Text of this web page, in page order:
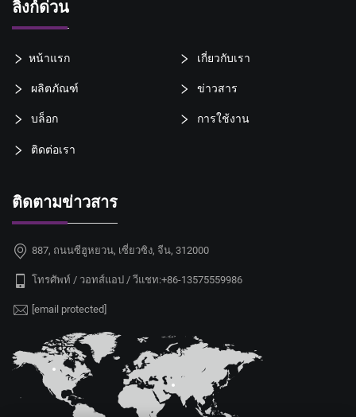
ลิงก์ด่วน
หน้าแรก เกี่ยวกับเรา
ผลิตภัณฑ์ ข่าวสาร
บล็อก การใช้งาน
ติดต่อเรา
ติดตามข่าวสาร
887, ถนนซีฮูหยวน, เซี่ยวซิง, จีน, 312000
โทรศัพท์ / วอทส์แอป / วีแชท:+86-13575559986
[email protected]